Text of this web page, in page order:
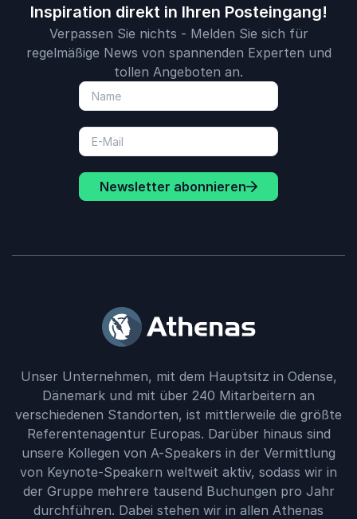
Inspiration direkt in Ihren Posteingang!
Verpassen Sie nichts - Melden Sie sich für
regelmäßige News von spannenden Experten und
tollen Angeboten an.
Newsletter abonnieren
Unser Unternehmen, mit dem Hauptsitz in Odense,
Dänemark und mit über 240 Mitarbeitern an
verschiedenen Standorten, ist mittlerweile die größte
Referentenagentur Europas. Darüber hinaus sind
unsere Kollegen von A-Speakers in der Vermittlung
von Keynote-Speakern weltweit aktiv, sodass wir in
der Gruppe mehrere tausend Buchungen pro Jahr
durchführen. Dabei stehen wir in allen Athenas